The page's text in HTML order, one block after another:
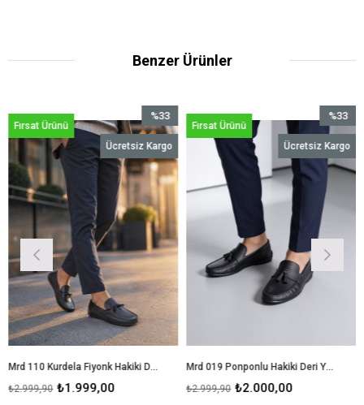
Benzer Ürünler
Mrd 110 Kurdela Fiyonk Hakiki Deri Yumşak SiyahRok Erkek Ayakkabısı
₺1.999,00
İndirim
%33İndirim
Ücretsiz Kargo
Mrd 019 Ponponlu Hakiki Deri Yumşak Siyah Rok Erkek Ayakkabısı
₺2.000,00
İndirim
%33İndirim
Ücretsiz Kargo
Fırsat Ürünü Fırsat